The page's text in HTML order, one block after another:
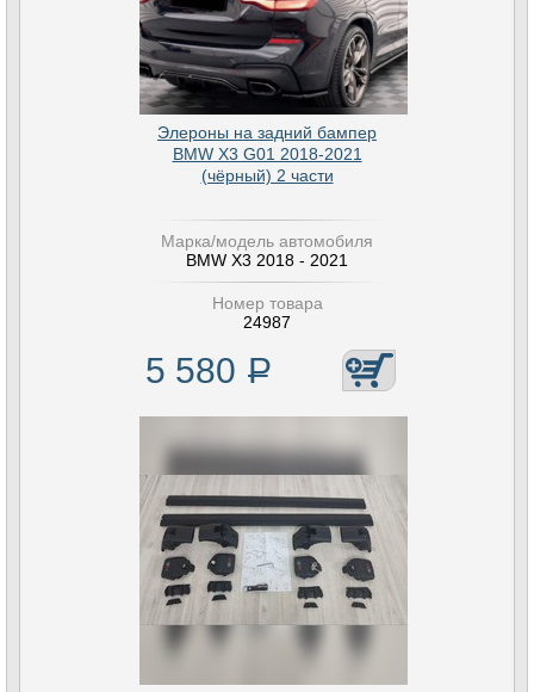
Элероны на задний бампер
BMW X3 G01 2018-2021
(чёрный) 2 части
Марка/модель автомобиля
BMW X3 2018 - 2021
Номер товара
24987
5 580 Р